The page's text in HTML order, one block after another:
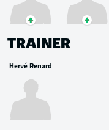
TRAINER
Hervé Renard